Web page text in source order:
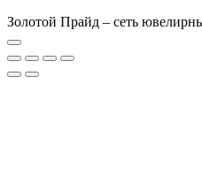
Золотой Прайд – сеть